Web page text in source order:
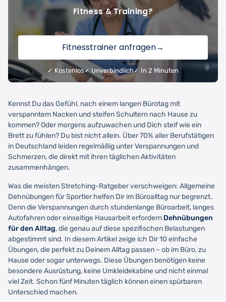
Fitness & Training?
Fitnesstrainer anfragen→
✓ Kostenlos✓ Unverbindlich✓ In 2 Minuten
Kennst Du das Gefühl, nach einem langen Bürotag mit
verspanntem Nacken und steifen Schultern nach Hause zu
kommen? Oder morgens aufzuwachen und Dich steif wie ein
Brett zu fühlen? Du bist nicht allein. Über 70% aller Berufstätigen
in Deutschland leiden regelmäßig unter Verspannungen und
Schmerzen, die direkt mit ihren täglichen Aktivitäten
zusammenhängen.
Was die meisten Stretching-Ratgeber verschweigen: Allgemeine
Dehnübungen für Sportler helfen Dir im Büroalltag nur begrenzt.
Denn die Verspannungen durch stundenlange Büroarbeit, langes
Autofahren oder einseitige Hausarbeit erfordern Dehnübungen
für den Alltag, die genau auf diese spezifischen Belastungen
abgestimmt sind. In diesem Artikel zeige ich Dir 10 einfache
Übungen, die perfekt zu Deinem Alltag passen – ob im Büro, zu
Hause oder sogar unterwegs. Diese Übungen benötigen keine
besondere Ausrüstung, keine Umkleidekabine und nicht einmal
viel Zeit. Schon fünf Minuten täglich können einen spürbaren
Unterschied machen.